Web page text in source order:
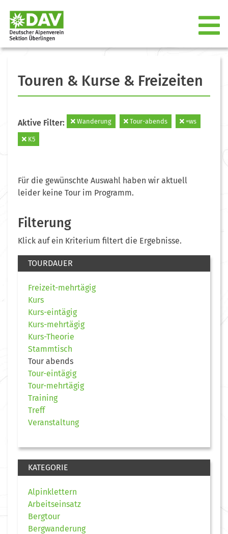
Touren & Kurse & Freizeiten
Aktive Filter: Wanderung Tour-abends =ws
K5
Für die gewünschte Auswahl haben wir aktuell
leider keine Tour im Programm.
Filterung
Klick auf ein Kriterium filtert die Ergebnisse.
TOURDAUER
Freizeit-mehrtägig
Kurs
Kurs-eintägig
Kurs-mehrtägig
Kurs-Theorie
Stammtisch
Tour abends
Tour-eintägig
Tour-mehrtägig
Training
Treff
Veranstaltung
KATEGORIE
Alpinklettern
Arbeitseinsatz
Bergtour
Bergwanderung